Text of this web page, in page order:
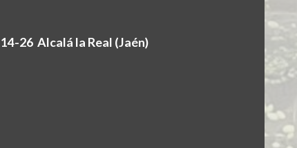
26 Alcalá la Real (Jaén)